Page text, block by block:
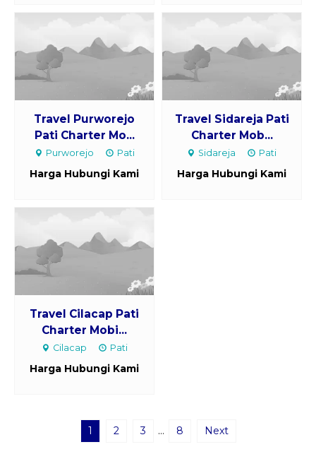
Travel Purworejo
Pati Charter Mo...
Purworejo Pati
Harga Hubungi Kami
Travel Sidareja Pati
Charter Mob...
Sidareja Pati
Harga Hubungi Kami
Travel Cilacap Pati
Charter Mobi...
Cilacap Pati
Harga Hubungi Kami
1 2 3 … 8 Next